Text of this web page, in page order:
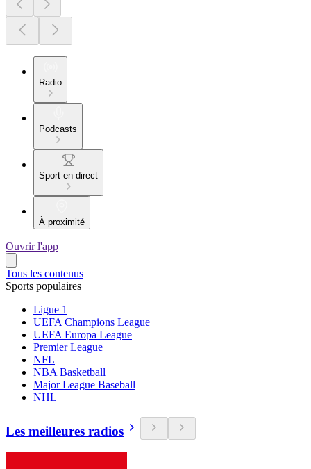
Radio
Podcasts
Sport en direct
À proximité
Ouvrir l'app
Tous les contenus
Sports populaires
Ligue 1
UEFA Champions League
UEFA Europa League
Premier League
NFL
NBA Basketball
Major League Baseball
NHL
Les meilleures radios